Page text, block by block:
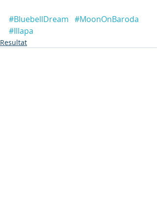
#BluebellDream #MoonOnBaroda
#Illapa
Resultat